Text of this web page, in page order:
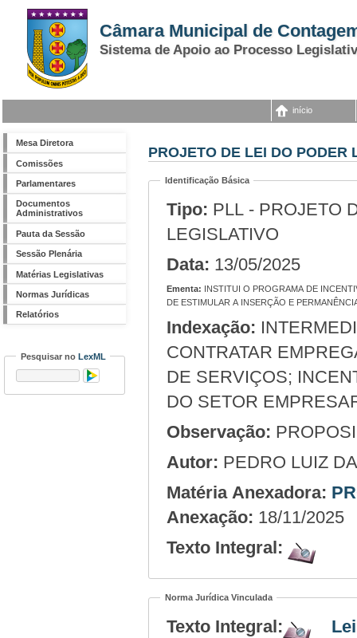
Câmara Municipal de
Sistema de Apoio ao Processo
início
Mesa Diretora
Comissões
Parlamentares
Documentos
Administrativos
Pauta da Sessão
Sessão Plenária
Matérias Legislativas
Normas Jurídicas
Relatórios
Pesquisar no LexML
PROJETO DE LEI DO PODER
Identificação Básica
Tipo: PLL - PROJETO
LEGISLATIVO
Data: 13/05/2025
Ementa:
DE ESTIMULAR A INSERÇÃO E
Indexação:
CONTRATAR
DE SERVIÇOS;
DO SETOR
Observação:
Autor: PEDRO LUIZ
Matéria Anexadora:
Anexação: 18/11/2025
Texto Integral:
Norma Jurídica Vinculada
Texto Integral: